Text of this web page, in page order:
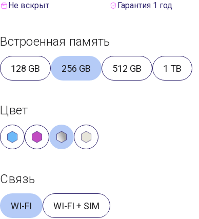
Не вскрыт
Гарантия 1 год
Встроенная память
128 GB 256 GB 512 GB 1 TB
Цвет
Связь
WI-FI WI-FI + SIM